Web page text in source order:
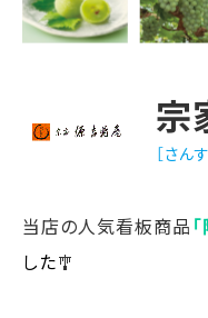
宗
［さん
当店の人気看板商品
した🎐